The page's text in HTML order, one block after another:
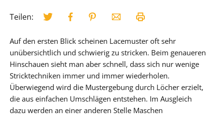
Teilen:
Auf den ersten Blick scheinen Lacemuster oft sehr
unübersichtlich und schwierig zu stricken. Beim genaueren
Hinschauen sieht man aber schnell, dass sich nur wenige
Stricktechniken immer und immer wiederholen.
Überwiegend wird die Mustergebung durch Löcher erzielt,
die aus einfachen Umschlägen entstehen. Im Ausgleich
dazu werden an einer anderen Stelle Maschen